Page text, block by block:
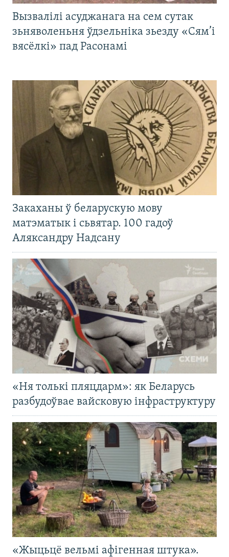
Вызвалілі асуджанага на сем сутак
зьняволеньня ўдзельніка зьезду «Сям’і
вясёлкі» пад Расонамі
Закаханы ў беларускую мову
матэматык і сьвятар. 100 гадоў
Аляксандру Надсану
«Ня толькі пляцдарм»: як Беларусь
разбудоўвае вайсковую інфраструктуру
«Жыцьцё вельмі афігенная штука».